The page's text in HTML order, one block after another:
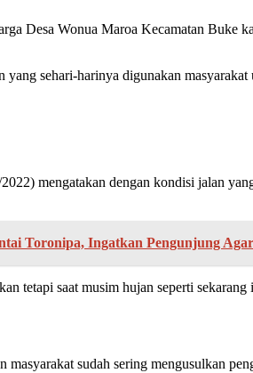
Desa Wonua Maroa Kecamatan Buke
yang sehari-harinya digunakan
mengatakan dengan kondisi jalan
Toronipa, Ingatkan Pengunjung
tetapi saat musim hujan seperti
sudah sering mengusulkan